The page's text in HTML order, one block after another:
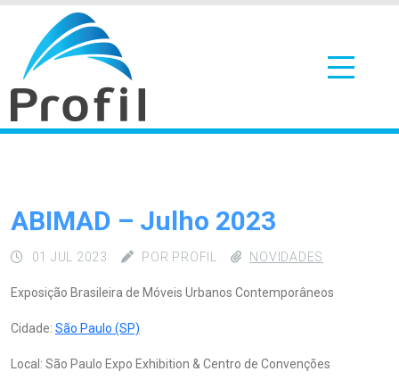
ABIMAD – Julho 2023
01 JUL 2023 POR PROFIL NOVIDADES
Exposição Brasileira de Móveis Urbanos Contemporâneos
Cidade: São Paulo (SP)
Local: São Paulo Expo Exhibition & Centro de Convenções